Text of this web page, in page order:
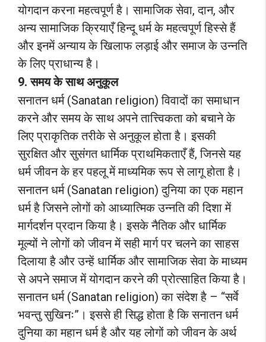
योगदान करना महत्वपूर्ण है। सामाजिक सेवा, दान, और
अन्य सामाजिक क्रियाएँ हिन्दू धर्म के महत्वपूर्ण हिस्से हैं
और इनमें अन्याय के खिलाफ लड़ाई और समाज के उन्नति
के लिए प्राधान्य है।
9. समय के साथ अनुकूल
सनातन धर्म (Sanatan religion) विवादों का समाधान
करने और समय के साथ अपने तात्त्विकता को बचाने के
लिए प्राकृतिक तरीके से अनुकूल होता है। इसकी
सुरक्षित और सुसंगत धार्मिक प्राथमिकताएँ हैं, जिनसे यह
धर्म जीवन के हर पहलू में माध्यमिक रूप से लागू होता है।
सनातन धर्म (Sanatan religion) दुनिया का एक महान
धर्म है जिसने लोगों को आध्यात्मिक उन्नति की दिशा में
मार्गदर्शन प्रदान किया है। इसके नैतिक और धार्मिक
मूल्यों ने लोगों को जीवन में सही मार्ग पर चलने का साहस
दिलाया है और उन्हें धार्मिक और सामाजिक सेवा के माध्यम
से अपने समाज में योगदान करने की प्रोत्साहित किया है।
सनातन धर्म (Sanatan religion) का संदेश है – “सर्वे
भवन्तु सुखिनः”। इससे ही सिद्ध होता है कि सनातन धर्म
दुनिया का महान धर्म है और यह लोगों को जीवन के अर्थ